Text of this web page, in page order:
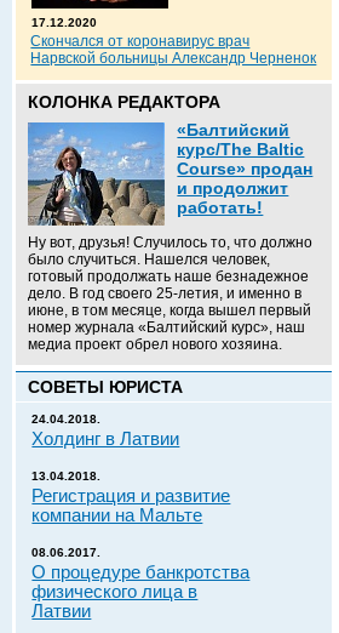
17.12.2020
Скончался от коронавирус врач
Нарвской больницы Александр Черненок
КОЛОНКА РЕДАКТОРА
«Балтийский
курс/The Baltic
Course» продан
и продолжит
работать!
Ну вот, друзья! Случилось то, что должно
было случиться. Нашелся человек,
готовый продолжать наше безнадежное
дело. В год своего 25-летия, и именно в
июне, в том месяце, когда вышел первый
номер журнала «Балтийский курс», наш
медиа проект обрел нового хозяина.
СОВЕТЫ ЮРИСТА
24.04.2018.
Холдинг в Латвии
13.04.2018.
Регистрация и развитие
компании на Мальте
08.06.2017.
О процедуре банкротства
физического лица в
Латвии